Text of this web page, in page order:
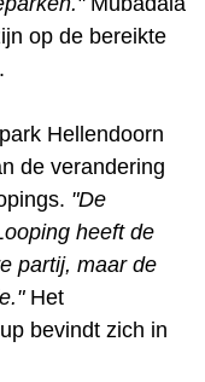
op de bereikte
Hellendoorn
de verandering
"De
heeft de
partij, maar de
Het
bevindt zich in